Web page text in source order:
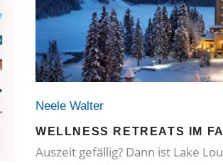
Neele Walter
WELLNESS RETREATS IM
Auszeit gefällig? Dann ist Lake